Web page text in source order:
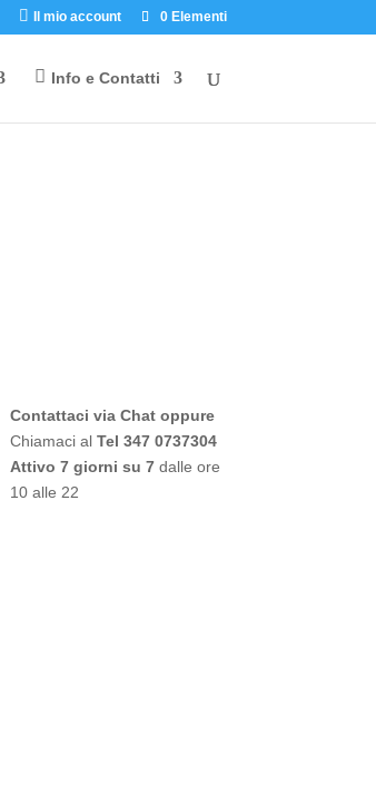
Il mio account 0 Elementi
Info e Contatti
Contattaci via Chat oppure
Chiamaci alTel 347 0737304
Attivo 7 giorni su 7 dalle ore
10 alle 22